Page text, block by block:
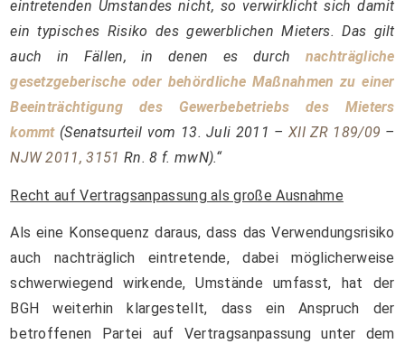
eintretenden Umstandes nicht, so verwirklicht sich damit
ein typisches Risiko des gewerblichen Mieters. Das gilt
auch in Fällen, in denen es durch nachträgliche
gesetzgeberische oder behördliche Maßnahmen zu einer
Beeinträchtigung des Gewerbebetriebs des Mieters
kommt(Senatsurteil vom 13. Juli 2011 – XII ZR 189/09 –
NJW 2011, 3151 Rn. 8 f. mwN).“
Recht auf Vertragsanpassung als große Ausnahme
Als eine Konsequenz daraus, dass das Verwendungsrisiko
auch nachträglich eintretende, dabei möglicherweise
schwerwiegend wirkende, Umstände umfasst, hat der
BGH weiterhin klargestellt, dass ein Anspruch der
betroffenen Partei auf Vertragsanpassung unter dem